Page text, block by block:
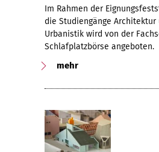
Im Rahmen der
die Studiengänge Architektur
Urbanistik wird von der
Schlafplatzbörse angeboten.
mehr